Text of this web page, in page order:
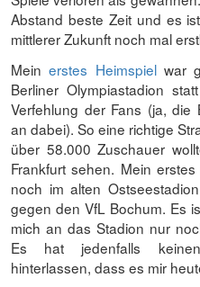
Abstand beste Zeit und es
mittlerer Zukunft noch mal
Meinerstes Heimspielwar
Berliner Olympiastadion
Verfehlung der Fans (ja, die
an dabei). So eine richtige
über 58.000 Zuschauer
Frankfurt sehen. Mein
noch im alten
gegen den VfL Bochum. Es
mich an das Stadion nur
Es hat jedenfalls
hinterlassen, dass es mir